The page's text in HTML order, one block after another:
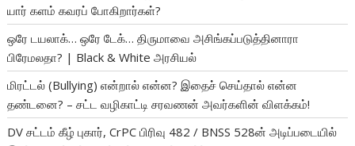
யார் களம் கவரப் போகிறார்கள்?
ஒரே டயலாக்… ஒரே டேக்… திருமாவை அசிங்கப்படுத்தினாரா
பிரேமலதா? | Black & White அரசியல்
மிரட்டல் (Bullying) என்றால் என்ன? இதைச் செய்தால் என்ன
தண்டனை? – சட்ட வழிகாட்டி சரவணன் அவர்களின் விளக்கம்!
DV சட்டம் கீழ் புகார், CrPC பிரிவு 482 / BNSS 528ன் அடிப்படையில்